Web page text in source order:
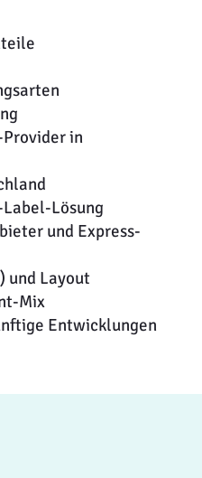
in
Lösung
und Express-
und Layout
Mix
Entwicklungen